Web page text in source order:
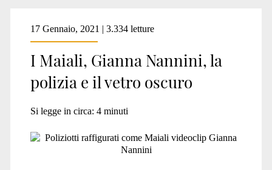
Tag:
<span>crash
test</span>
17 Gennaio, 2021 | 3.334 letture
I Maiali, Gianna Nannini, la
polizia e il vetro oscuro
Si legge in circa: 4 minuti